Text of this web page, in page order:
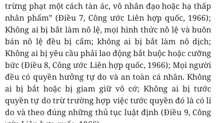
trừng phạt một cách tàn ác, vô nhân đạo hoặc hạ thấp
nhân phẩm” (Điều 7, Công ước Liên hợp quốc, 1966);
Không ai bị bắt làm nô lệ, mọi hình thức nô lệ và buôn
bán nô lệ đều bị cấm; không ai bị bắt làm nô dịch;
Không ai bị yêu cầu phải lao động bắt buộc hoặc cưỡng
bức (Điều 8, Công ước Liên hợp quốc, 1966); Mọi người
đều có quyền hưởng tự do và an toàn cá nhân. Không
ai bị bắt hoặc bị giam giữ vô cớ; Không ai bị tước
quyền tự do trừ trường hợp việc tước quyền đó là có lí
do và theo đúng những thủ tục luật định (Điều 9, Công